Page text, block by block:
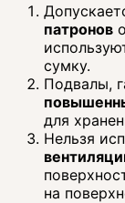
патронов
сумку.
Подвалы,
для
Нельзя
на